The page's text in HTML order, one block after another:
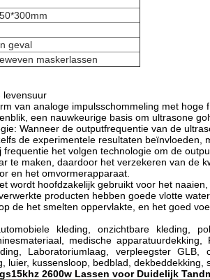
geval
maskerlassen
levensuur
van analoge impulsschommeling met
een nauwkeurige basis om ultrasone
Wanneer de outputfrequentie van de
de experimentele resultaten beïnvloeden,
het volgen technologie om de
te maken, daardoor het verzekeren van de
en het omvormerapparaat.
wordt hoofdzakelijk gebruikt voor het
producten hebben goede vlotte
de het smelten oppervlakte, en het goed
kleding, onzichtbare kleding,
medische apparatuurdekking,
Laboratoriumlaag, verpleegster
luier, kussensloop, bedblad, dekbeddekking,
2600w Lassen voor Duidelijk